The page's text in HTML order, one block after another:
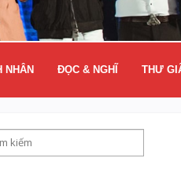
NHÂN ĐỌC & NGHĨ THƯ